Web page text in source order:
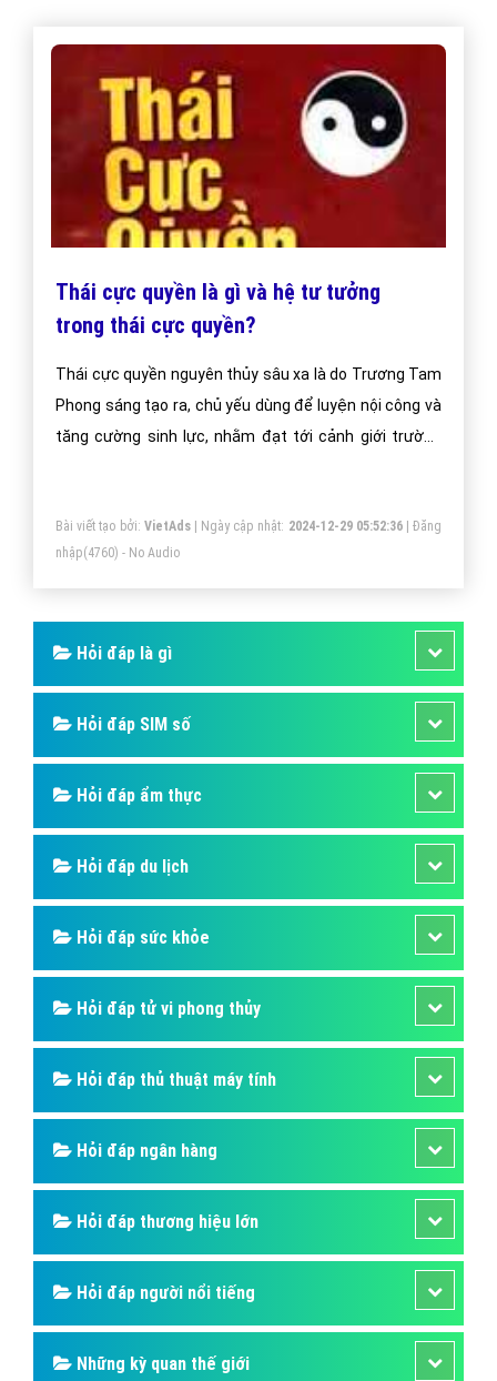
Thái cực quyền là gì và hệ tư tưởng
trong thái cực quyền?
Thái cực quyền nguyên thủy sâu xa là do Trương Tam
Phong sáng tạo ra, chủ yếu dùng để luyện nội công và
tăng cường sinh lực, nhằm đạt tới cảnh giới trường
Bài viết tạo bởi: VietAds| Ngày cập nhật: 2024-12-29 05:52:36|Đăng
nhập(4760) - No Audio
Hỏi đáp là gì
Hỏi đáp SIM số
Hỏi đáp ẩm thực
Hỏi đáp du lịch
Hỏi đáp sức khỏe
Hỏi đáp tử vi phong thủy
Hỏi đáp thủ thuật máy tính
Hỏi đáp ngân hàng
Hỏi đáp thương hiệu lớn
Hỏi đáp người nổi tiếng
Những kỳ quan thế giới